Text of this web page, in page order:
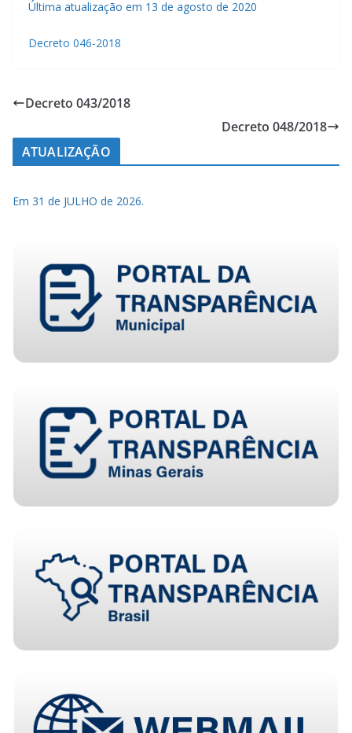
Última atualização em 13 de agosto de 2020
Decreto 046-2018
Decreto 043/2018
Decreto 048/2018
ATUALIZAÇÃO
Em 31 de JULHO de 2026.